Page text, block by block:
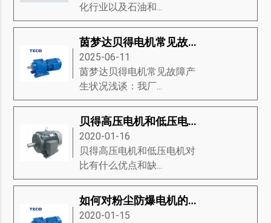
化行业以及石油和...
茵梦达贝得电机常见故障产生状况浅谈
2025-06-11
茵梦达贝得电机常见故障产
生状况浅谈：我厂...
贝得高压电机和低压电机对比有什么优点和缺点？
2020-01-16
贝得高压电机和低压电机对
比有什么优点和缺...
如何对粉尘防爆电机的绕组进行清洁
2020-01-15